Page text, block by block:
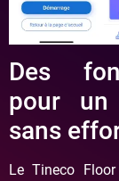
Des
pour un
sans
Le Tineco